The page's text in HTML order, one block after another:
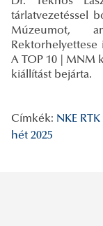
tárlatvezetéssel
Múzeumot,
A TOP 10 | MNM
kiállítást bejárta.
Címkék: NKE RTK
hét 2025